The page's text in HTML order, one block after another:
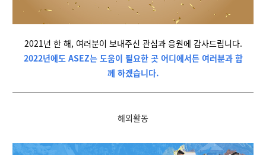
2021년 한 해, 여러분이 보내주신 관심과 응원에 감사드립니다.
2022년에도 ASEZ는 도움이 필요한 곳 어디에서든 여러분과 함
께 하겠습니다.
해외활동